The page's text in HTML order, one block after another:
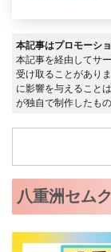
本記事はプロモーシ
本記事を経由してサ
受け取ることがあり
に影響を与えること
が独自で制作したも
八重洲セム